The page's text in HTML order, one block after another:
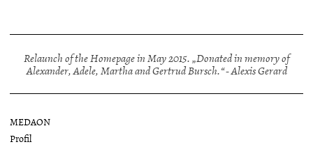
Relaunch of the Homepage in May 2015. „Donated in memory of
Alexander, Adele, Martha and Gertrud Bursch.“ - Alexis Gerard
MEDAON
Profil